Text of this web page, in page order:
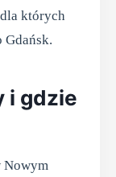
których
Gdańsk.
i gdzie
Nowym